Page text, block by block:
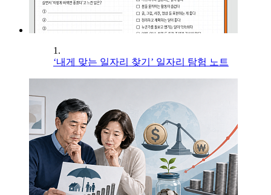
1.
‘내게 맞는 일자리 찾기’ 일자리 탐험 노트